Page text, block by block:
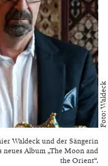
Waldeck und der Sängerin
Album „The Moon and
the Orient“.
Foto: Waldeck